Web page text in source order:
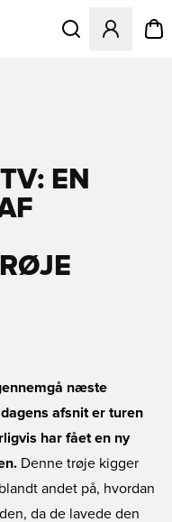
Åbner en Modal
EN
næste
afsnit er turen
har fået en ny
Denne trøje kigger
andet på, hvordan
da de lavede den